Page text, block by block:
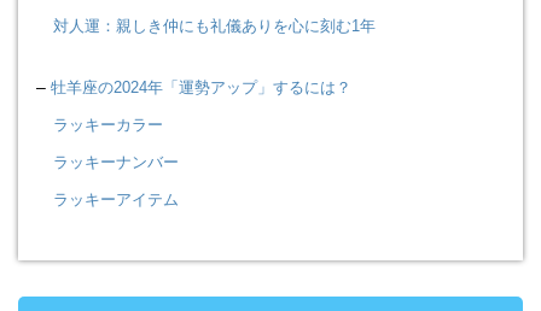
対人運：親しき仲にも礼儀ありを心に刻む1年
– 牡羊座の2024年「運勢アップ」するには？
ラッキーカラー
ラッキーナンバー
ラッキーアイテム